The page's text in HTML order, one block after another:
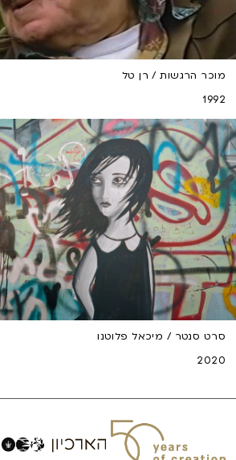
מוכר הרגשות / רן טל
1992
סרט סנטר / מיכאל פלוטנו
2020